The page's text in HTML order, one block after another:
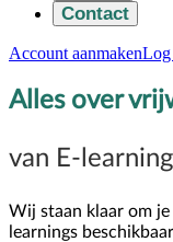
Contact
Account aanmakenLog
Alles over
van E-
Wij staan klaar om
learnings